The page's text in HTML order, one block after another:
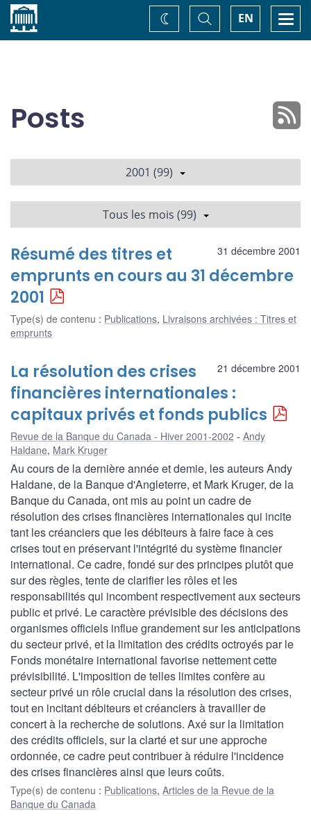
Accueil EN
Basculer
la
recherche
Changez
de
Posts
2001 (99)
Tous les mois (99)
31 décembre 2001
Résumé des titres et
emprunts en cours au 31 décembre
2001
Type(s) de contenu : Publications, Livraisons archivées : Titres et
emprunts
21 décembre 2001
La résolution des crises
financières internationales :
capitaux privés et fonds publics
Revue de la Banque du Canada - Hiver 2001-2002
Andy
Haldane, Mark Kruger
Au cours de la dernière année et demie, les auteurs Andy
Haldane, de la Banque d'Angleterre, et Mark Kruger, de la
Banque du Canada, ont mis au point un cadre de
résolution des crises financières internationales qui incite
tant les créanciers que les débiteurs à faire face à ces
crises tout en préservant l'intégrité du système financier
international. Ce cadre, fondé sur des principes plutôt que
sur des règles, tente de clarifier les rôles et les
responsabilités qui incombent respectivement aux secteurs
public et privé. Le caractère prévisible des décisions des
organismes officiels influe grandement sur les anticipations
du secteur privé, et la limitation des crédits octroyés par le
Fonds monétaire international favorise nettement cette
prévisibilité. L'imposition de telles limites confère au
secteur privé un rôle crucial dans la résolution des crises,
tout en incitant débiteurs et créanciers à travailler de
concert à la recherche de solutions. Axé sur la limitation
des crédits officiels, sur la clarté et sur une approche
ordonnée, ce cadre peut contribuer à réduire l'incidence
des crises financières ainsi que leurs coûts.
Type(s) de contenu : Publications, Articles de la Revue de la
Banque du Canada